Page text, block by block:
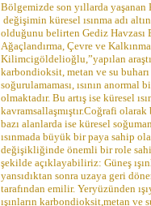
Bölgemizde son yıllarda
değişimin küresel ısınma adı
olduğunu belirten Gediz Havzası
Ağaçlandırma, Çevre ve
Kilimcigöldelioğlu,”yapılan
karbondioksit, metan ve su buharı
soğurulamaması, ısının anormal
olmaktadır. Bu artış ise küresel
kavramsallaşmıştır.Coğrafi olarak
bazı alanlarda ise küresel
ısınmada büyük bir paya sahip
değişikliğinde önemli bir role
şekilde açıklayabiliriz: Güneş
yansıdıktan sonra uzaya geri
tarafından emilir. Yeryüzünden
ışınların karbondioksit,metan ve